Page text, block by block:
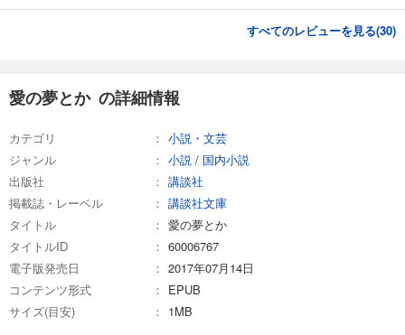
すべてのレビューを見る(30)
愛の夢とか の詳細情報
カテゴリ
小説・文芸
ジャンル
小説 / 国内小説
出版社
講談社
掲載誌・レーベル
講談社文庫
タイトル
愛の夢とか
タイトルID
60006767
電子版発売日
2017年07月14日
コンテンツ形式
EPUB
サイズ(目安)
1MB